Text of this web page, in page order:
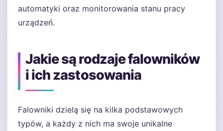
automatyki oraz monitorowania stanu pracy
urządzeń.
Jakie są rodzaje falowników
i ich zastosowania
Falowniki dzielą się na kilka podstawowych
typów, a każdy z nich ma swoje unikalne